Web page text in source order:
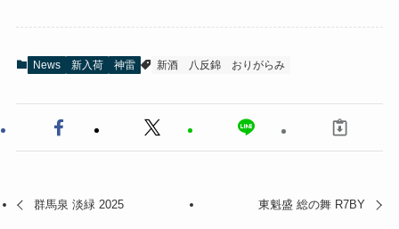
News 新入荷 神雷 新酒 八反錦 おりがらみ
群馬泉 淡緑 2025 東魁盛 総の舞 R7BY